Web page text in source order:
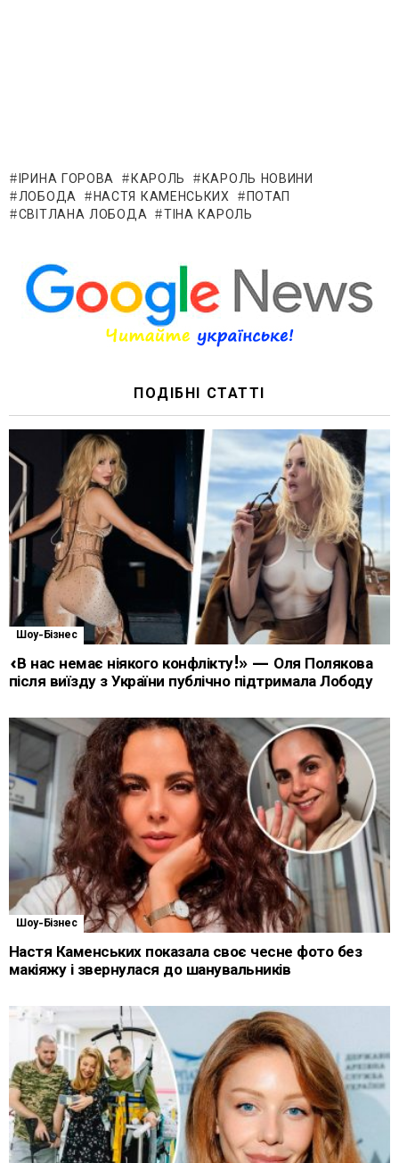
ІРИНА ГОРОВА КАРОЛЬ
КАРОЛЬ НОВИНИ
ЛОБОДА
НАСТЯ КАМЕНСЬКИХ
ПОТАП
СВІТЛАНА ЛОБОДА
ТІНА КАРОЛЬ
ПОДІБНІ СТАТТІ
Шоу-Бізнес
«В нас немає ніякого конфлікту!» — Оля Полякова
після виїзду з України публічно підтримала Лободу
Шоу-Бізнес
Настя Каменських показала своє чесне фото без
макіяжу і звернулася до шанувальників